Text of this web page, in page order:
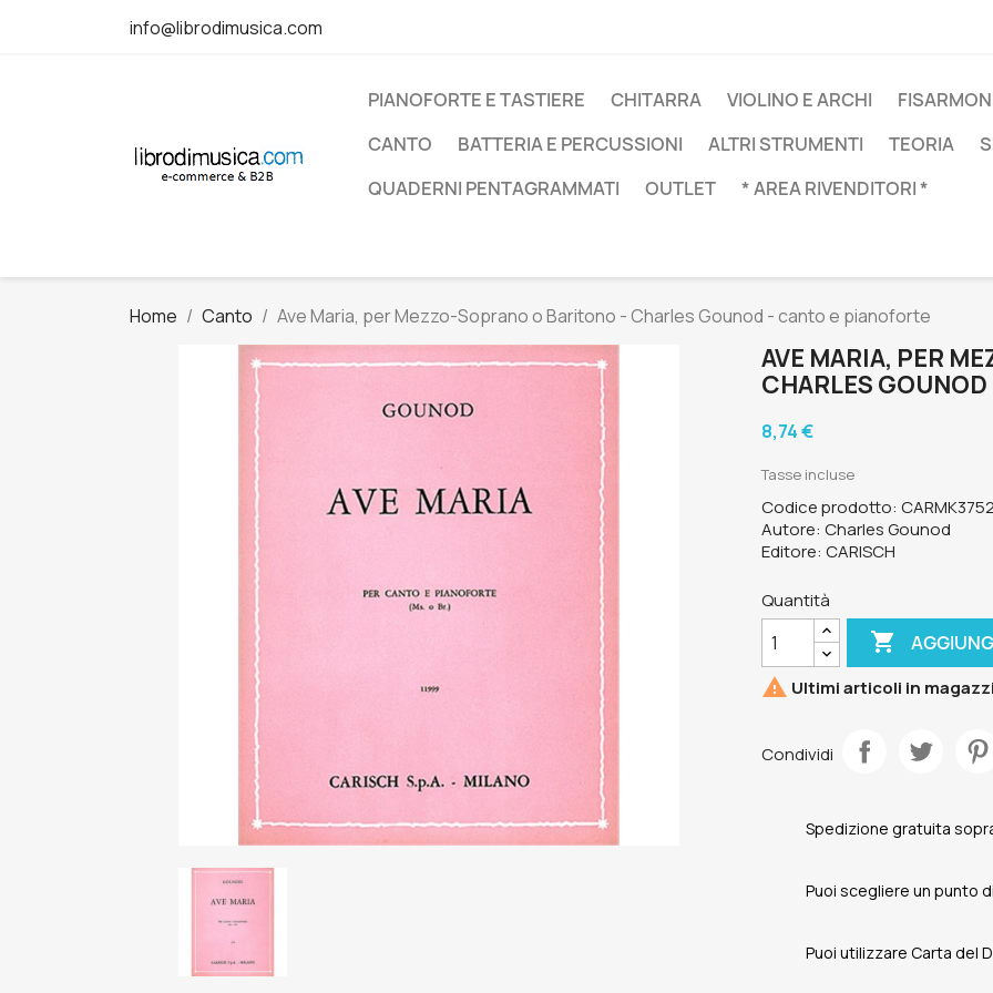
info@librodimusica.com
PIANOFORTE E TASTIERE CHITARRA VIOLINO E ARCHI
CANTO
BATTERIA E PERCUSSIONI ALTRI STRUMENTI TEORIA
QUADERNI PENTAGRAMMATI
OUTLET * AREA RIVENDITORI *
Home Canto Ave Maria, per Mezzo-Soprano o Baritono - Charles Gounod - canto e pianoforte
AVE MARIA, PER
CHARLES
8,74 €
Tasse incluse
Codice prodotto: CARMK3752
Autore: Charles Gounod
Editore: CARISCH
Quantità

 Ultimi articoli in
Condividi
Spedizione gratuita
Puoi scegliere un punto
Puoi utilizzare Carta del